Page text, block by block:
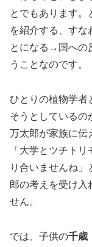
とでもあります。
を紹介する、す
とになる→国へ
うことなのです。
ひとりの植物学者
そうとしている
万太郎が家族に伝
「大学とツチト
り合いませんね
郎の考えを受け入
せん。
では、子供の千歳